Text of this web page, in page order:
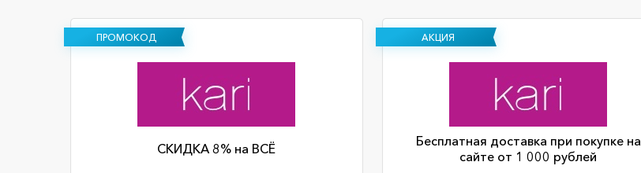
ПРОМОКОД
СКИДКА 8% на ВСЁ
АКЦИЯ
Бесплатная доставка при покупке на
сайте от 1 000 рублей